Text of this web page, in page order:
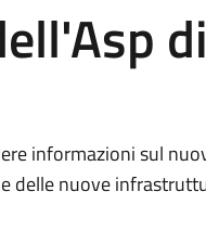
di
informazioni sul
delle nuove